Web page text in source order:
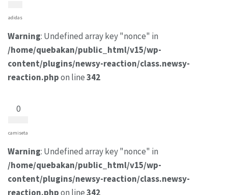
adidas
Warning: Undefined array key "nonce" in
/home/quebakan/public_html/v15/wp-
content/plugins/newsy-reaction/class.newsy-
reaction.phpon line342
0
camiseta
Warning: Undefined array key "nonce" in
/home/quebakan/public_html/v15/wp-
content/plugins/newsy-reaction/class.newsy-
reaction.phpon line342